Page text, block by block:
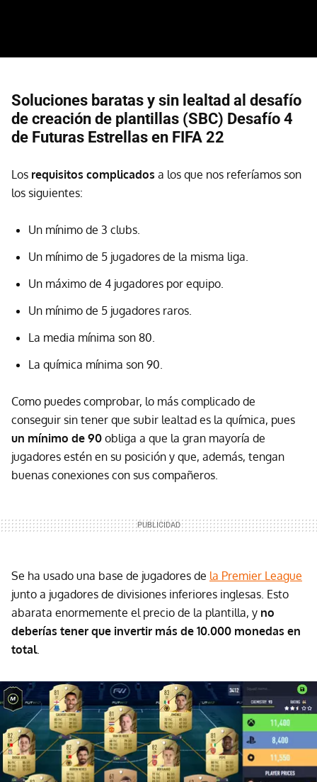
Soluciones baratas y sin lealtad al desafío
de creación de plantillas (SBC) Desafío 4
de Futuras Estrellas en FIFA 22
Los requisitos complicados a los que nos referíamos son
los siguientes:
Un mínimo de 3 clubs.
Un mínimo de 5 jugadores de la misma liga.
Un máximo de 4 jugadores por equipo.
Un mínimo de 5 jugadores raros.
La media mínima son 80.
La química mínima son 90.
Como puedes comprobar, lo más complicado de
conseguir sin tener que subir lealtad es la química, pues
un mínimo de 90 obliga a que la gran mayoría de
jugadores estén en su posición y que, además, tengan
buenas conexiones con sus compañeros.
Se ha usado una base de jugadores de la Premier League
junto a jugadores de divisiones inferiores inglesas. Esto
abarata enormemente el precio de la plantilla, y no
deberías tener que invertir más de 10.000 monedas en
total.